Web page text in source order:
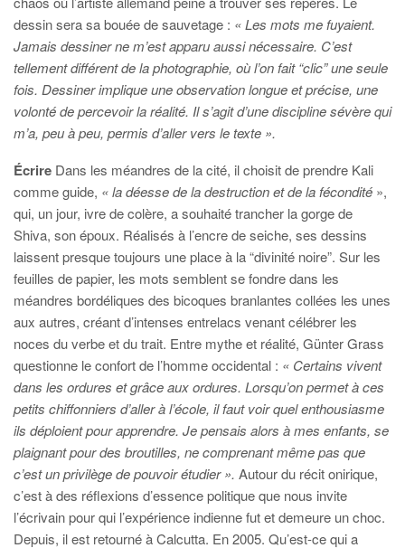
dessin sera sa bouée de sauvetage : « Les mots me fuyaient.
Jamais dessiner ne m’est apparu aussi nécessaire. C’est
tellement différent de la photographie, où l’on fait “clic” une seule
fois. Dessiner implique une observation longue et précise, une
volonté de percevoir la réalité. Il s’agit d’une discipline sévère qui
m’a, peu à peu, permis d’aller vers le texte ».
Écrire Dans les méandres de la cité, il choisit de prendre Kali
comme guide, « la déesse de la destruction et de la fécondité »,
qui, un jour, ivre de colère, a souhaité trancher la gorge de
Shiva, son époux. Réalisés à l’encre de seiche, ses dessins
laissent presque toujours une place à la “divinité noire”. Sur les
feuilles de papier, les mots semblent se fondre dans les
méandres bordéliques des bicoques branlantes collées les unes
aux autres, créant d’intenses entrelacs venant célébrer les
noces du verbe et du trait. Entre mythe et réalité, Günter Grass
questionne le confort de l’homme occidental : « Certains vivent
dans les ordures et grâce aux ordures. Lorsqu’on permet à ces
petits chiffonniers d’aller à l’école, il faut voir quel enthousiasme
ils déploient pour apprendre. Je pensais alors à mes enfants, se
plaignant pour des broutilles, ne comprenant même pas que
c’est un privilège de pouvoir étudier ». Autour du récit onirique,
c’est à des réflexions d’essence politique que nous invite
l’écrivain pour qui l’expérience indienne fut et demeure un choc.
Depuis, il est retourné à Calcutta. En 2005. Qu’est-ce qui a